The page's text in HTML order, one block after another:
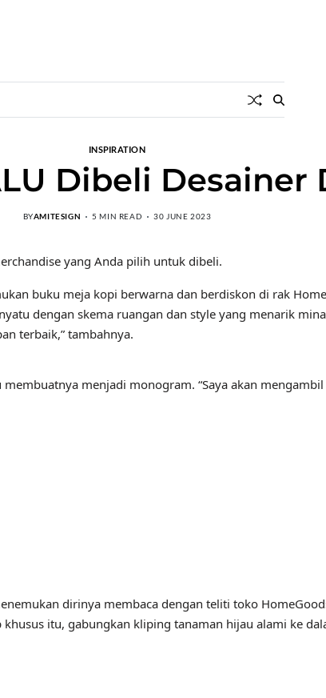
INSPIRATION
Dibeli Desainer
BYAMITESIGN 5 MIN READ 30 JUNE 2023
yang Anda pilih untuk dibeli.
buku meja kopi berwarna dan berdiskon di rak
dengan skema ruangan dan style yang menarik
terbaik,” tambahnya.
menjadi monogram. “Saya akan
dirinya membaca dengan teliti toko
itu, gabungkan kliping tanaman hijau alami ke